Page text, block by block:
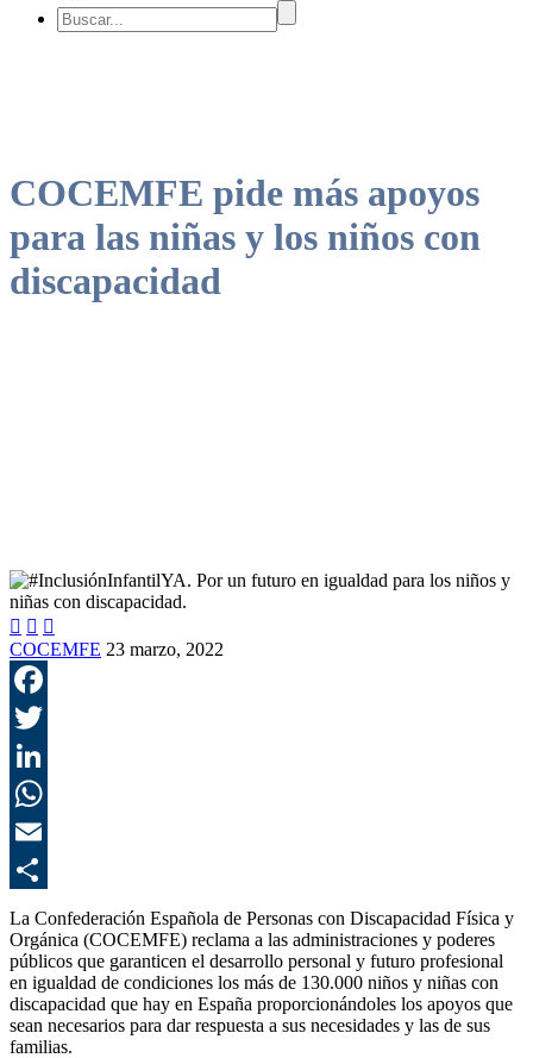
COCEMFE pide más apoyos
para las niñas y los niños con
discapacidad
  
COCEMFE 23 marzo, 2022
La Confederación Española de Personas con Discapacidad Física y
Orgánica (COCEMFE) reclama a las administraciones y poderes
públicos que garanticen el desarrollo personal y futuro profesional
en igualdad de condiciones los más de 130.000 niños y niñas con
discapacidad que hay en España proporcionándoles los apoyos que
sean necesarios para dar respuesta a sus necesidades y las de sus
familias.